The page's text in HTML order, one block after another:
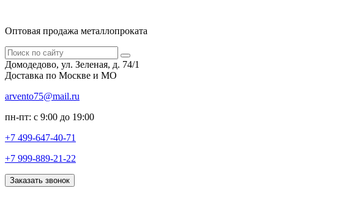
Оптовая продажа металлопроката
Домодедово, ул. Зеленая, д. 74/1
Доставка по Москве и МО
arvento75@mail.ru
пн-пт: с 9:00 до 19:00
+7 499-647-40-71
+7 999-889-21-22
Заказать звонок